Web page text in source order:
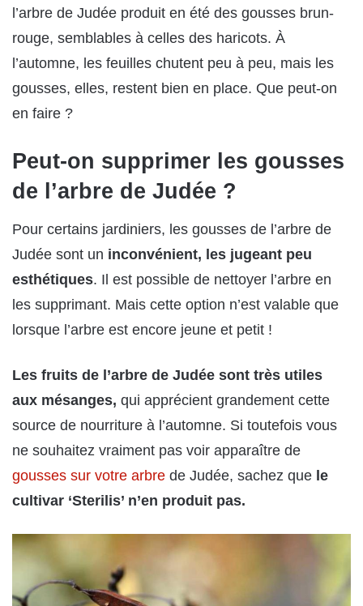
l’arbre de Judée produit en été des gousses brun-
rouge, semblables à celles des haricots. À
l’automne, les feuilles chutent peu à peu, mais les
gousses, elles, restent bien en place. Que peut-on
en faire ?
Peut-on supprimer les gousses
de l’arbre de Judée ?
Pour certains jardiniers, les gousses de l’arbre de
Judée sont un inconvénient, les jugeant peu
esthétiques. Il est possible de nettoyer l’arbre en
les supprimant. Mais cette option n’est valable que
lorsque l’arbre est encore jeune et petit !
Les fruits de l’arbre de Judée sont très utiles
aux mésanges, qui apprécient grandement cette
source de nourriture à l’automne. Si toutefois vous
ne souhaitez vraiment pas voir apparaître de
gousses sur votre arbre de Judée, sachez que le
cultivar ‘Sterilis’ n’en produit pas.